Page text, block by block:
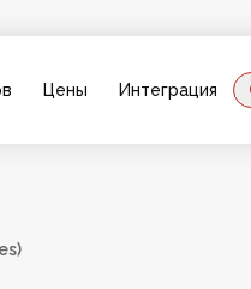
Цены Интеграция